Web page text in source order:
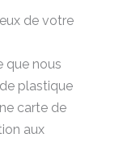
de votre
que nous
plastique
carte de
aux